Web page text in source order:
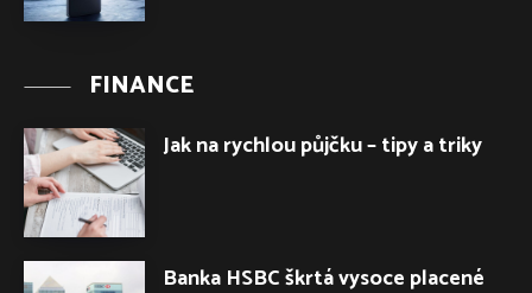
FINANCE
Jak na rychlou půjčku – tipy a triky
Banka HSBC škrtá vysoce placené